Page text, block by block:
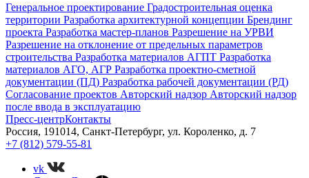
Генеральное проектирование Градостроительная оценка
территории Разработка архитектурной концепции Брендинг
проекта Разработка мастер-планов Разрешение на УРВИ
Разрешение на отклонение от предельных параметров
строительства Разработка материалов АГПТ Разработка
материалов АГО, АГР Разработка проектно-сметной
документации (ПД) Разработка рабочей документации (РД)
Согласование проектов Авторский надзор Авторский надзор
после ввода в эксплуатацию
Пресс-центрКонтакты
Россия, 191014, Санкт-Петербург, ул. Короленко, д. 7
+7 (812) 579-55-81
vk